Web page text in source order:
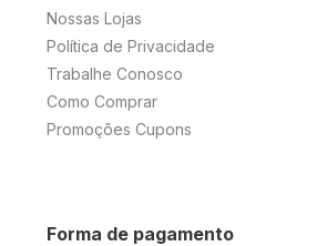
Nossas Lojas
Política de Privacidade
Trabalhe Conosco
Como Comprar
Promoções Cupons
Forma de pagamento